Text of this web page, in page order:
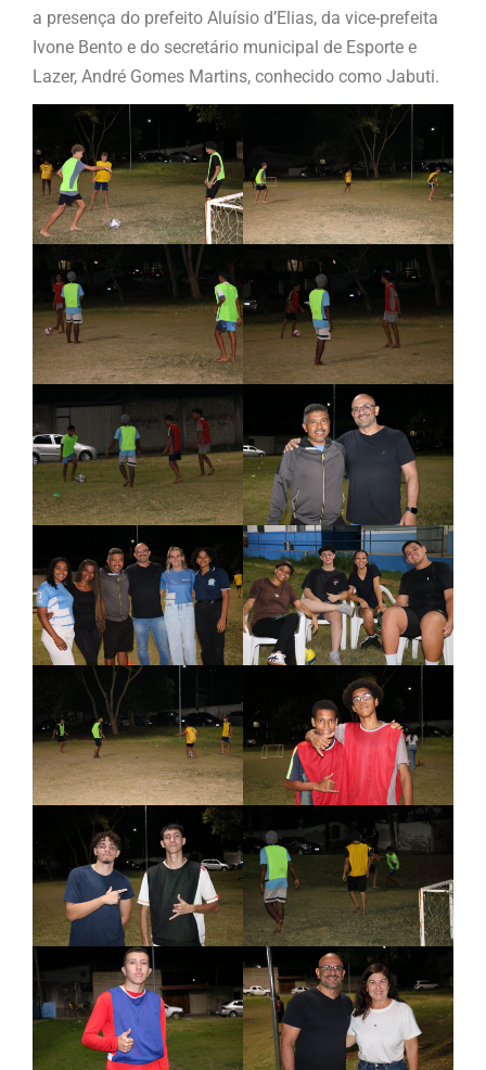
a presença do prefeito Aluísio d’Elias, da vice-prefeita
Ivone Bento e do secretário municipal de Esporte e
Lazer, André Gomes Martins, conhecido como Jabuti.